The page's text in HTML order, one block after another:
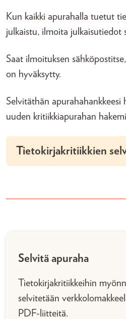
Kun kaikki apurahalla tuetut
julkaistu, ilmoita julkaisutiedot
Saat ilmoituksen
on hyväksytty.
Selvitäthän apurahahankkeesi
uuden kritiikkiapurahan
Tietokirjakritiikkien
Selvitä apuraha
Tietokirjakritiikkeihin
selvitetään
PDF-liitteitä.